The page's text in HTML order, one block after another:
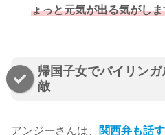
ょっと元気が出る気がしま
帰国子女でバイリン
敵
アンジーさんは、 関西弁も話